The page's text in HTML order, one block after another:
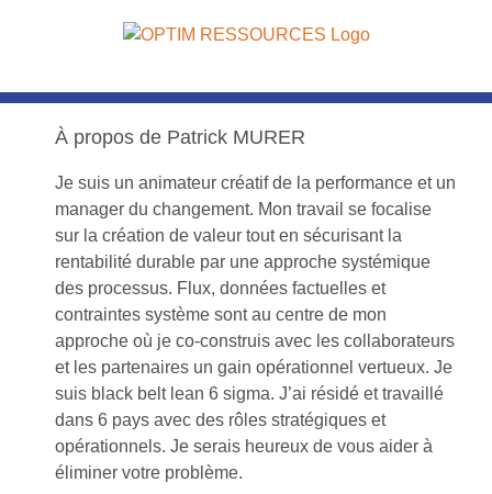
À propos de Patrick MURER
Je suis un animateur créatif de la performance et un
manager du changement. Mon travail se focalise
sur la création de valeur tout en sécurisant la
rentabilité durable par une approche systémique
des processus. Flux, données factuelles et
contraintes système sont au centre de mon
approche où je co-construis avec les collaborateurs
et les partenaires un gain opérationnel vertueux. Je
suis black belt lean 6 sigma. J’ai résidé et travaillé
dans 6 pays avec des rôles stratégiques et
opérationnels. Je serais heureux de vous aider à
éliminer votre problème.